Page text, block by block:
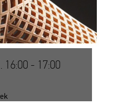
16:00 - 17:00